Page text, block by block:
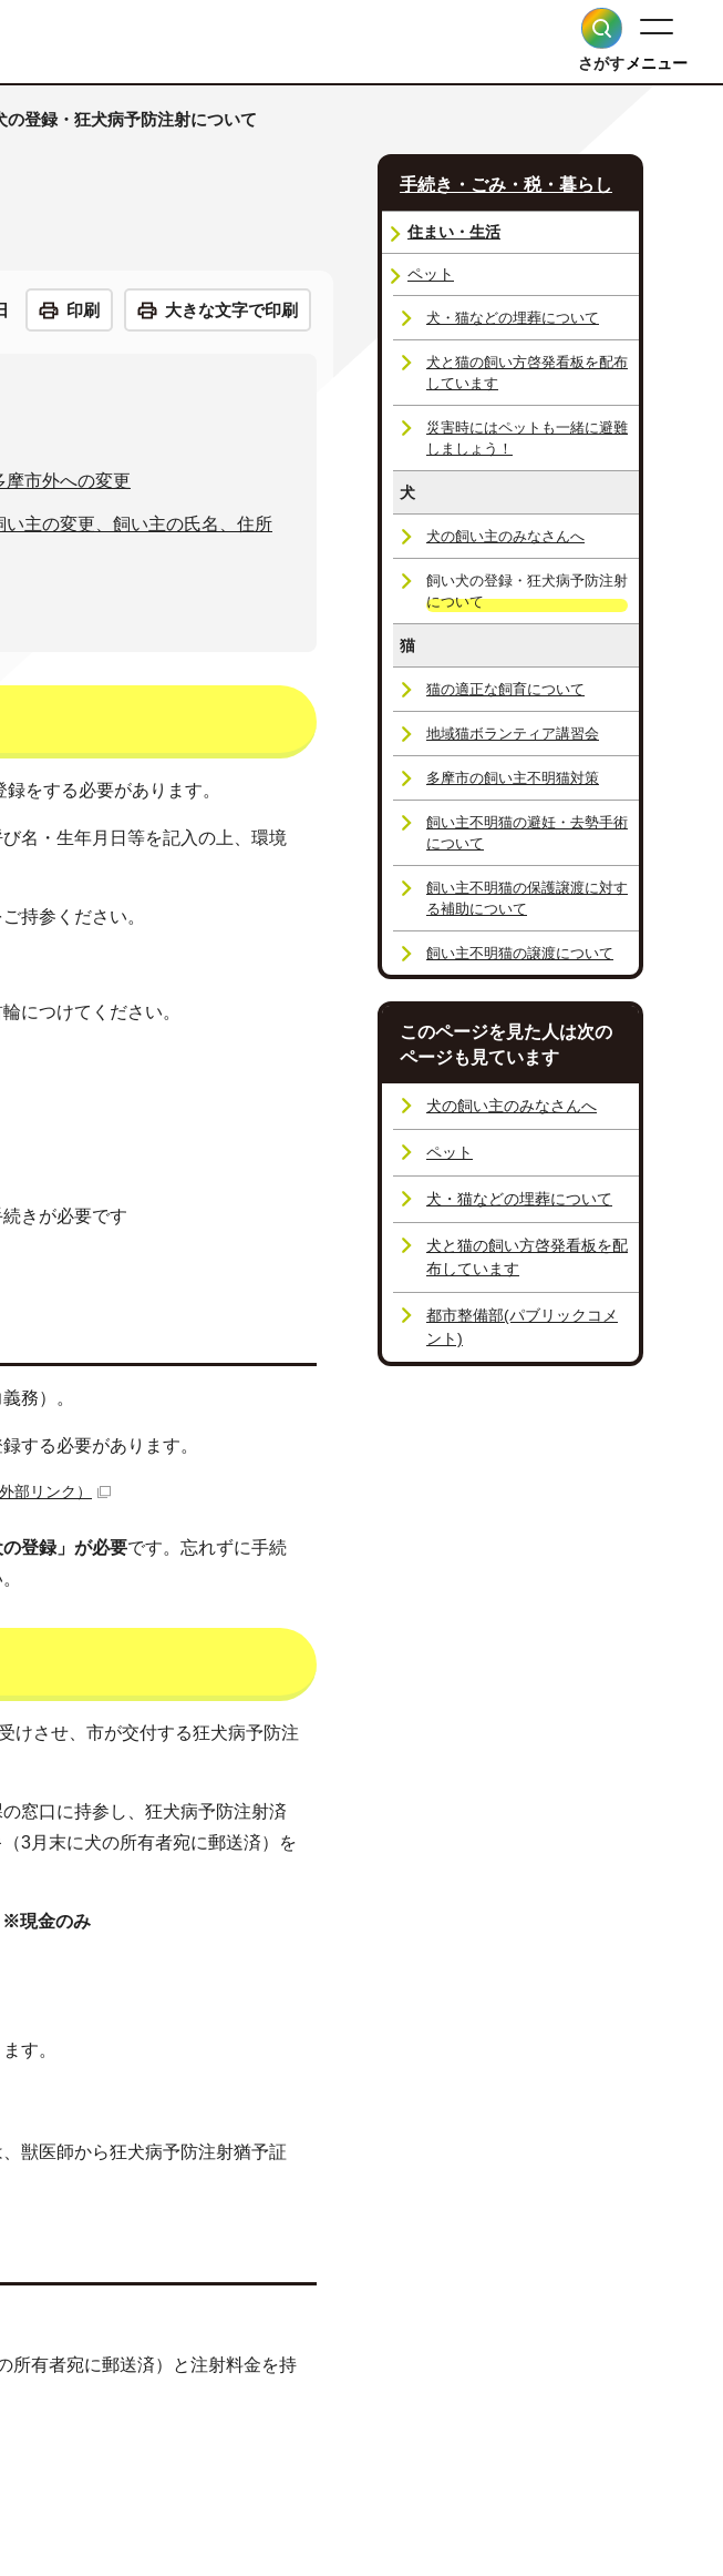
さがすメニュー
の登録・狂犬病予防注射について
印刷 大きな文字で印刷
摩市外への変更
い主の変更、飼い主の氏名、住所
をする必要があります。
名・生年月日等を記入の上、環境
持参ください。
につけてください。
きが必要です
務）。
する必要があります。
外部リンク）
登録」が必要です。忘れずに手続
けさせ、市が交付する狂犬病予防注
窓口に持参し、狂犬病予防注射済
3月末に犬の所有者宛に郵送済）を
※現金のみ
す。
獣医師から狂犬病予防注射猶予証
所有者宛に郵送済）と注射料金を持
手続き・ごみ・税・暮らし
住まい・生活
ペット
犬・猫などの埋葬について
犬と猫の飼い方啓発看板を配布
しています
災害時にはペットも一緒に避難
しましょう！
犬
犬の飼い主のみなさんへ
飼い犬の登録・狂犬病予防注射
について
猫
猫の適正な飼育について
地域猫ボランティア講習会
多摩市の飼い主不明猫対策
飼い主不明猫の避妊・去勢手術
について
飼い主不明猫の保護譲渡に対す
る補助について
飼い主不明猫の譲渡について
このページを見た人は次の
ページも見ています
犬の飼い主のみなさんへ
ペット
犬・猫などの埋葬について
犬と猫の飼い方啓発看板を配
布しています
都市整備部(パブリックコメ
ント)